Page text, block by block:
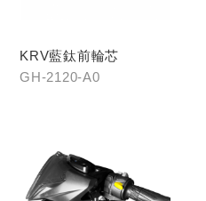
KRV藍鈦前輪芯
GH-2120-A0